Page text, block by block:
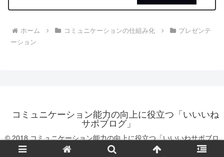
ホーム コミュニケーションの仕組み化
プレゼンテ
ーション
コミュニケーション能力の向上に役立つ「いいいね
サポブログ」
© 2018 コミュニケーション能力の向上に役立つ「いいいねサポブロ
グ」.